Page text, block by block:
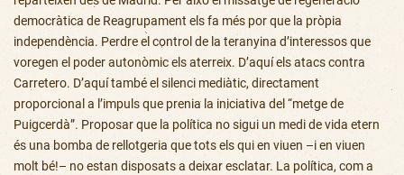
democràtica de Reagrupament els fa més por que la pròpia
independència. Perdre el control de la teranyina d’interessos que
voregen el poder autonòmic els aterreix. D’aquí els atacs contra
Carretero. D’aquí també el silenci mediàtic, directament
proporcional a l’impuls que prenia la iniciativa del “metge de
Puigcerdà”. Proposar que la política no sigui un medi de vida etern
és una bomba de rellotgeria que tots els qui en viuen –i en viuen
molt bé!– no estan disposats a deixar esclatar. La política, com a